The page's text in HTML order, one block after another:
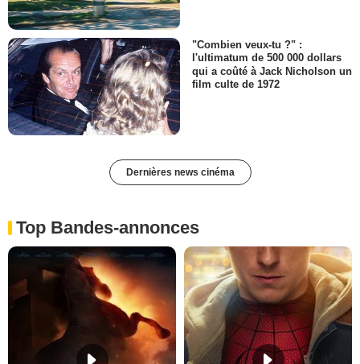
"Combien veux-tu ?" :
l'ultimatum de 500 000 dollars
qui a coûté à Jack Nicholson un
film culte de 1972
Dernières news cinéma
Top Bandes-annonces